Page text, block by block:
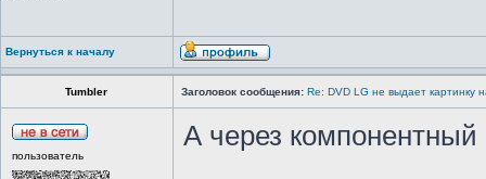
Вернуться к началу
Tumbler Заголовок сообщения: Re: DVD LG не выдает картинку
пользователь
А через